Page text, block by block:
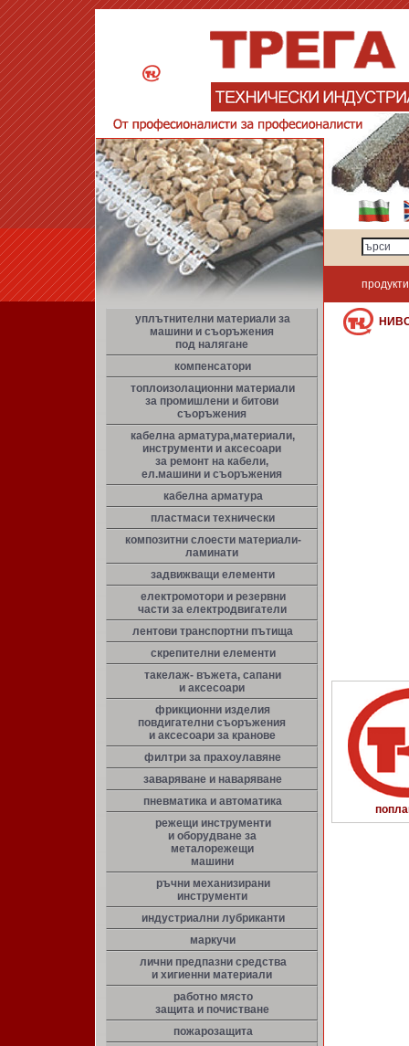
продукти
уплътнителни материали за
машини и съоръжения
под налягане
компенсатори
топлоизолационни материали
за промишлени и битови
съоръжения
кабелна арматура,материали,
инструменти и аксесоари
за ремонт на кабели,
ел.машини и съоръжения
кабелна арматура
пластмаси технически
композитни слоести материали-
ламинати
задвижващи елементи
електромотори и резервни
части за електродвигатели
лентови транспортни пътища
скрепителни елементи
такелаж- въжета, сапани
и аксесоари
фрикционни изделия
повдигателни съоръжения
и аксесоари за кранове
филтри за прахоулавяне
заваряване и наваряване
пневматика и автоматика
режещи инструменти
и оборудване за
металорежещи
машини
ръчни механизирани
инструменти
индустриални лубриканти
маркучи
лични предпазни средства
и хигиенни материали
работно място
защита и почистване
пожарозащита